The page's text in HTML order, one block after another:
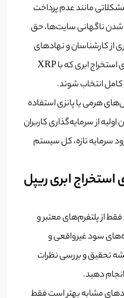
مانند عدم پرداخت
ناگهانی سایت‌ها، حق
از کارشناسان و نهادهای
نظارتی هشدار داده‌اند که قراردادهای استخراج ابری که با XRP
انتخاب شوند.
هرمی یا پانزی استفاده
از سرمایه‌گذاری کاربران
سرمایه تازه، کل سیستم
استخراج ابری ریپل
از پلتفرم‌های معتبر و
سود غیرواقعی و
تحقیق و بررسی نظرات
دهید.
مشابه بهتر است فقط